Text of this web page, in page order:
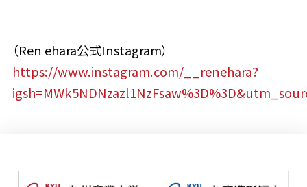
（Ren ehara公式Instagram）
https://www.instagram.com/__renehara?